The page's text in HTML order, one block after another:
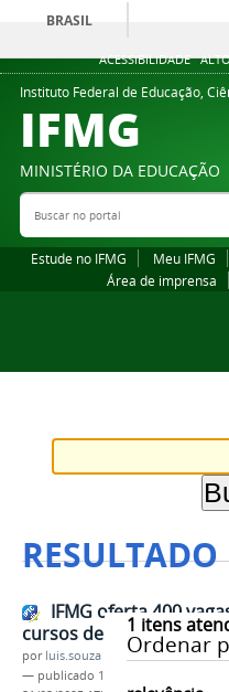
ACESSIBILIDADE
BRASIL
Instituto Federal de Educação,
IFMG
MINISTÉRIO DA EDUCAÇÃO
Buscar no portal
Estude no IFMG Meu IFMG
Área de imprensa
1 itens
Ordenar
IFMG oferta 400
cursos de inglês em
por luis.souza
— publicado 11/03/2025